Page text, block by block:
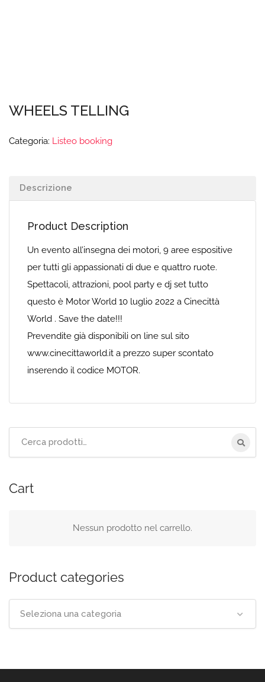
WHEELS TELLING
Categoria: Listeo booking
Descrizione
Product Description
Un evento all’insegna dei motori, 9 aree espositive
per tutti gli appassionati di due e quattro ruote.
Spettacoli, attrazioni, pool party e dj set tutto
questo è Motor World 10 luglio 2022 a Cinecittà
World . Save the date!!!
Prevendite già disponibili on line sul sito
www.cinecittaworld.it a prezzo super scontato
inserendo il codice MOTOR.
Cart
Nessun prodotto nel carrello.
Product categories
Seleziona una categoria